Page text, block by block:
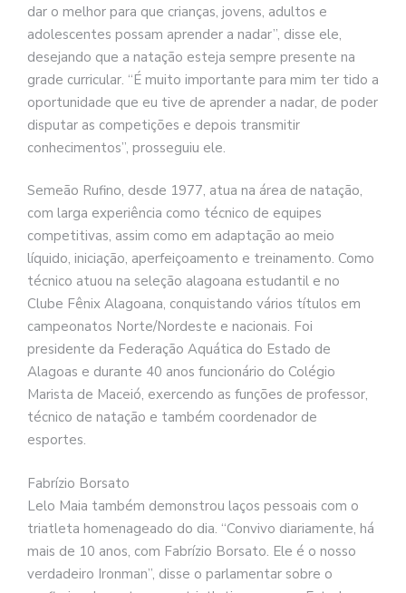
dar o melhor para que crianças, jovens, adultos e
adolescentes possam aprender a nadar”, disse ele,
desejando que a natação esteja sempre presente na
grade curricular. “É muito importante para mim ter tido a
oportunidade que eu tive de aprender a nadar, de poder
disputar as competições e depois transmitir
conhecimentos”, prosseguiu ele.
Semeão Rufino, desde 1977, atua na área de natação,
com larga experiência como técnico de equipes
competitivas, assim como em adaptação ao meio
líquido, iniciação, aperfeiçoamento e treinamento. Como
técnico atuou na seleção alagoana estudantil e no
Clube Fênix Alagoana, conquistando vários títulos em
campeonatos Norte/Nordeste e nacionais. Foi
presidente da Federação Aquática do Estado de
Alagoas e durante 40 anos funcionário do Colégio
Marista de Maceió, exercendo as funções de professor,
técnico de natação e também coordenador de
esportes.
Fabrízio Borsato
Lelo Maia também demonstrou laços pessoais com o
triatleta homenageado do dia. “Convivo diariamente, há
mais de 10 anos, com Fabrízio Borsato. Ele é o nosso
verdadeiro Ironman”, disse o parlamentar sobre o